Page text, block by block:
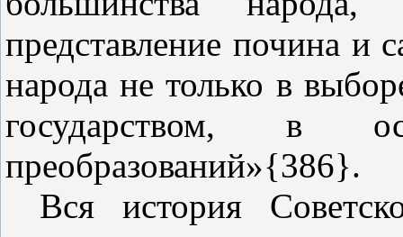
представление почина и
народа не только в
государством, в
преобразований»{386}.
Вся история